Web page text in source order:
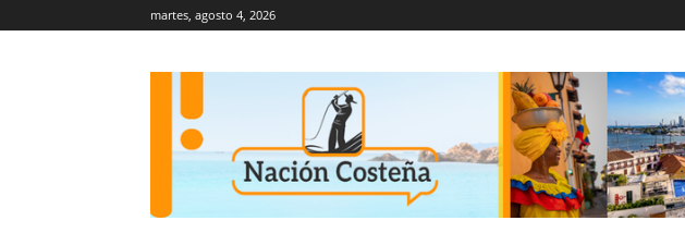
martes, agosto 4, 2026